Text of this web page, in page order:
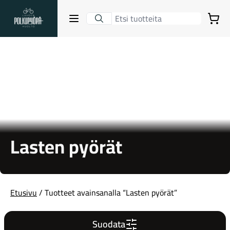
Lahden Polkupyörähuolto - etusivulle
Avaa sulje valikko
Gravel-pyörät
Ostoskori
Lasten pyörät
Etusivu/ Tuotteet avainsanalla “Lasten pyörät”
Suodata